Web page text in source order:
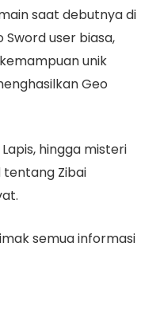
saat debutnya di
user biasa,
unik
Geo
hingga misteri
tentang Zibai
semua informasi